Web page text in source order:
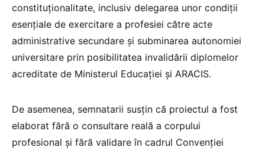
constituționalitate, inclusiv delegarea unor condiții
esențiale de exercitare a profesiei către acte
administrative secundare și subminarea autonomiei
universitare prin posibilitatea invalidării diplomelor
acreditate de Ministerul Educației și ARACIS.
De asemenea, semnatarii susțin că proiectul a fost
elaborat fără o consultare reală a corpului
profesional și fără validare în cadrul Convenției